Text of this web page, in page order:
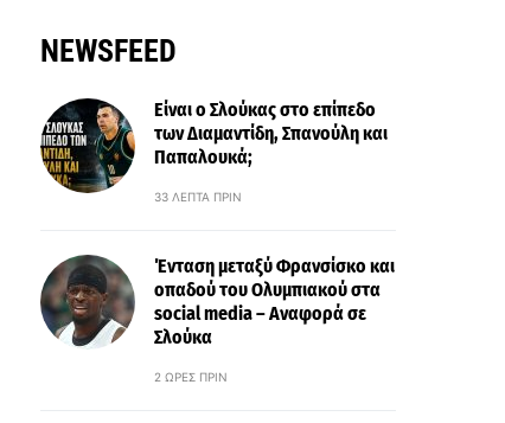
NEWSFEED
Είναι ο Σλούκας στο επίπεδο
των Διαμαντίδη, Σπανούλη και
Παπαλουκά;
33 ΛΕΠΤΆ ΠΡΙΝ
Ένταση μεταξύ Φρανσίσκο και
οπαδού του Ολυμπιακού στα
social media – Αναφορά σε
Σλούκα
2 ΏΡΕΣ ΠΡΙΝ